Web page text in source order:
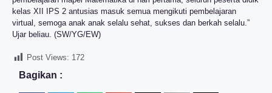
kelas XII IPS 2 antusias masuk semua mengikuti pembelajaran
virtual, semoga anak anak selalu sehat, sukses dan berkah selalu.”
Ujar beliau. (SW/YG/EW)
Post Views: 172
Bagikan :